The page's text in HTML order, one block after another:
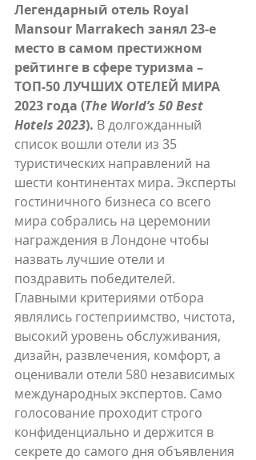
Легендарный отель Royal
Mansour Marrakech занял 23-е
место в самом престижном
рейтинге в сфере туризма –
ТОП-50 ЛУЧШИХ ОТЕЛЕЙ МИРА
2023 года (The World’s 50 Best
Hotels 2023). В долгожданный
список вошли отели из 35
туристических направлений на
шести континентах мира. Эксперты
гостиничного бизнеса со всего
мира собрались на церемонии
награждения в Лондоне чтобы
назвать лучшие отели и
поздравить победителей.
Главными критериями отбора
являлись гостеприимство, чистота,
высокий уровень обслуживания,
дизайн, развлечения, комфорт, а
оценивали отели 580 независимых
международных экспертов. Само
голосование проходит строго
конфиденциально и держится в
секрете до самого дня объявления